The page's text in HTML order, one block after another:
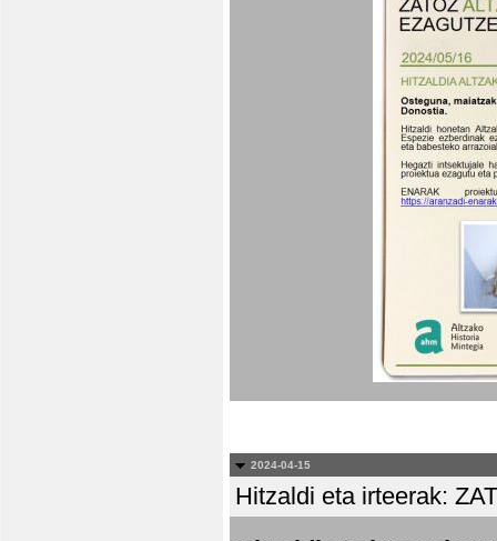
2024-04-15
Hitzaldi eta irteerak: